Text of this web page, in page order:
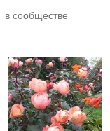
в сообществе